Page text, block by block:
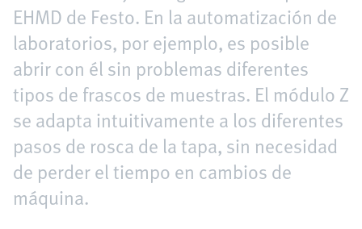
EHMD de Festo. En la automatización de
laboratorios, por ejemplo, es posible
abrir con él sin problemas diferentes
tipos de frascos de muestras. El módulo Z
se adapta intuitivamente a los diferentes
pasos de rosca de la tapa, sin necesidad
de perder el tiempo en cambios de
máquina.